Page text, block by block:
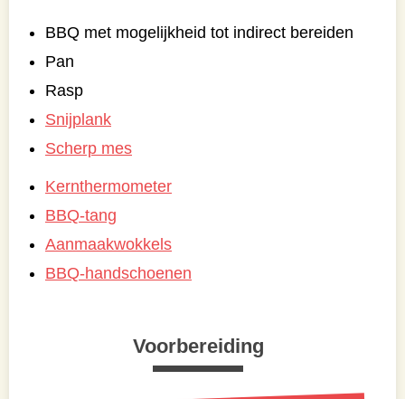
BBQ met mogelijkheid tot indirect bereiden
Pan
Rasp
Snijplank
Scherp mes
Kernthermometer
BBQ-tang
Aanmaakwokkels
BBQ-handschoenen
Voorbereiding